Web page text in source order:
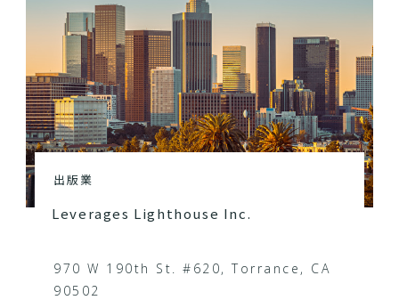
出版業
Leverages Lighthouse Inc.
970 W 190th St. #620, Torrance, CA
90502